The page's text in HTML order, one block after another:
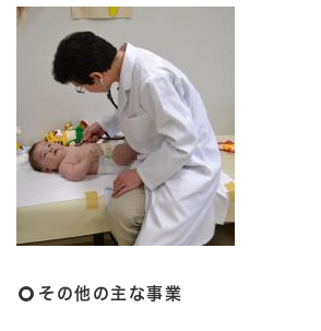
その他の主な事業